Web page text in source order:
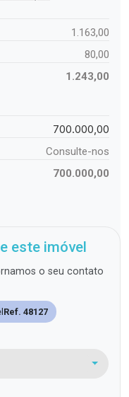
1.163,00
80,00
1.243,00
700.000,00
Consulte-nos
700.000,00
este imóvel
o seu contato
Ref. 48127